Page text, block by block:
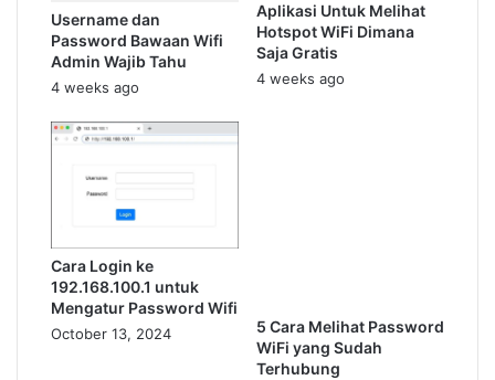
Username dan
Password Bawaan Wifi
Admin Wajib Tahu
4 weeks ago
Aplikasi Untuk Melihat
Hotspot WiFi Dimana
Saja Gratis
4 weeks ago
Cara Login ke
192.168.100.1 untuk
Mengatur Password Wifi
October 13, 2024
5 Cara Melihat Password
WiFi yang Sudah
Terhubung